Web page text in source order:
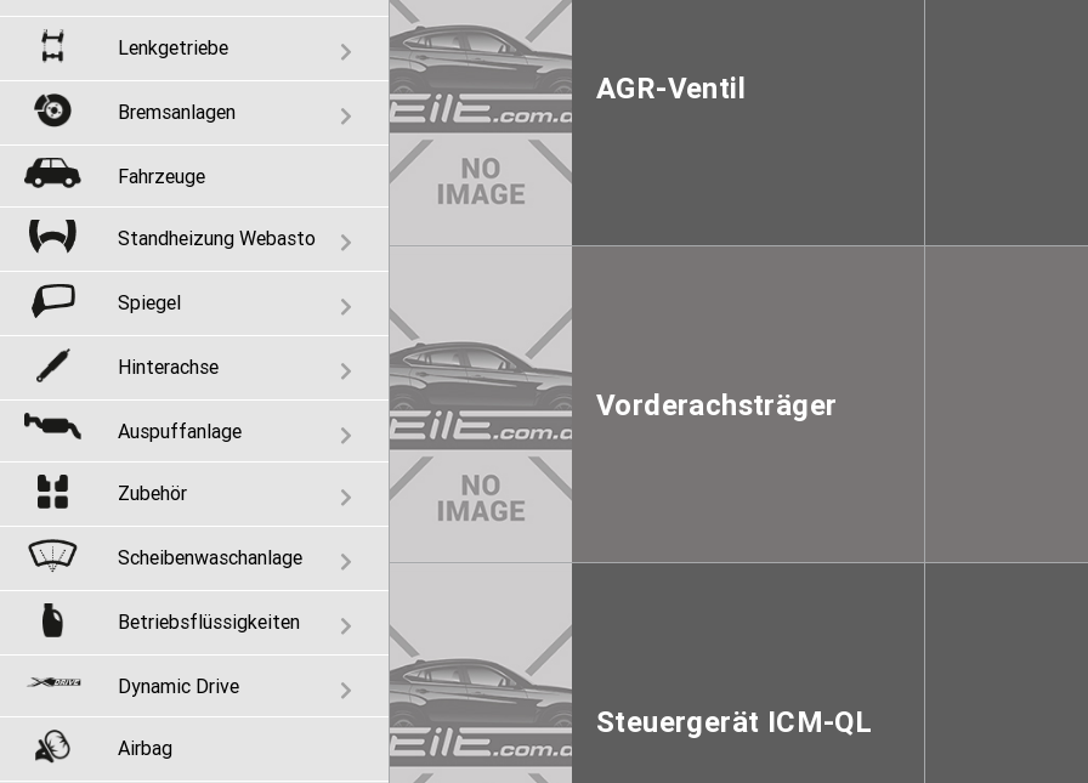
Lenkgetriebe
Bremsanlagen
Fahrzeuge
Standheizung Webasto
Spiegel
Hinterachse
Auspuffanlage
Zubehör
Scheibenwaschanlage
Betriebsflüssigkeiten
Dynamic Drive
Airbag
AGR-Ventil
Vorderachsträger
Steuergerät ICM-QL